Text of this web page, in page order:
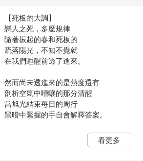
【死板的大調】
戀人之死，多麼規律
隨著振起的春和死板的
疏落陽光，不知不覺就
在我們睡醒前透了進來。
然而尚未透進來的是熱度還有
剖析空氣中嘈嚷的那分清醒
當旭光結束每日的周行
黑暗中緊握的手自會解釋答案。
看更多